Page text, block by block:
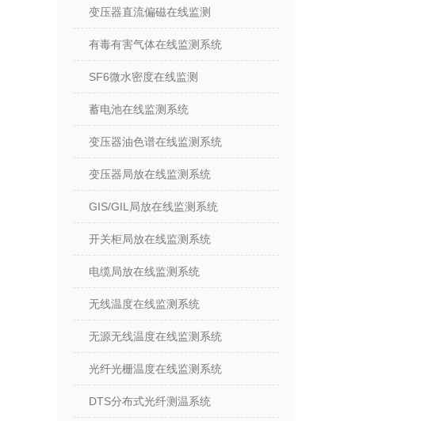
变压器直流偏磁在线监测
有毒有害气体在线监测系统
SF6微水密度在线监测
蓄电池在线监测系统
变压器油色谱在线监测系统
变压器局放在线监测系统
GIS/GIL局放在线监测系统
开关柜局放在线监测系统
电缆局放在线监测系统
无线温度在线监测系统
无源无线温度在线监测系统
光纤光栅温度在线监测系统
DTS分布式光纤测温系统